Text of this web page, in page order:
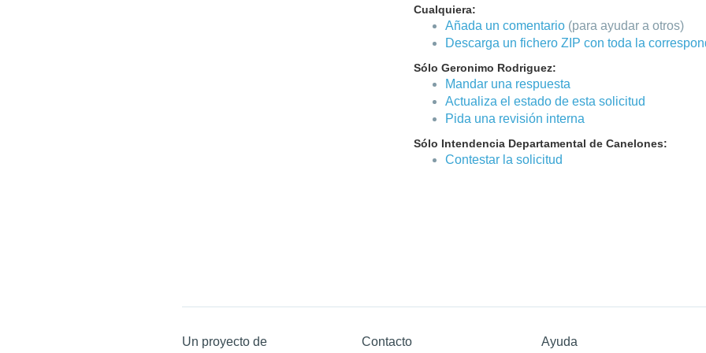
Cualquiera:
Añada un comentario (para ayudar a otros)
Descarga un fichero ZIP con toda la
Sólo Geronimo Rodriguez:
Mandar una respuesta
Actualiza el estado de esta solicitud
Pida una revisión interna
Sólo Intendencia Departamental de Canelones:
Contestar la solicitud
Un proyecto de Contacto Ayuda